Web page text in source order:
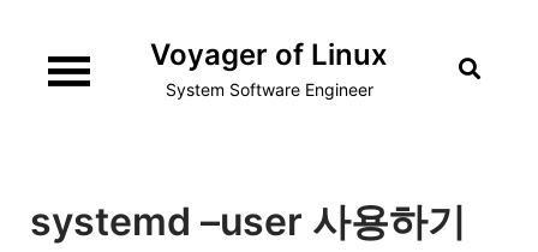
content
Voyager of Linux
System Software Engineer
systemd –user 사용하기